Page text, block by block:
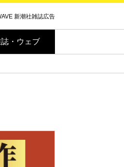
新潮社雑誌広告
・ウェブ